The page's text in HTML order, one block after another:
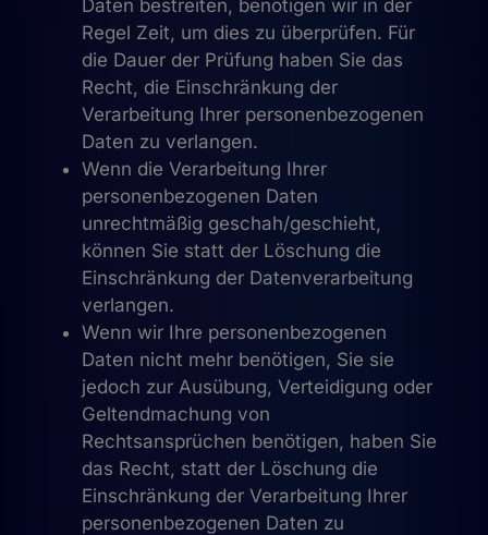
Daten bestreiten, benötigen wir in der
Regel Zeit, um dies zu überprüfen. Für
die Dauer der Prüfung haben Sie das
Recht, die Einschränkung der
Verarbeitung Ihrer personenbezogenen
Daten zu verlangen.
Wenn die Verarbeitung Ihrer
personenbezogenen Daten
unrechtmäßig geschah/geschieht,
können Sie statt der Löschung die
Einschränkung der Datenverarbeitung
verlangen.
Wenn wir Ihre personenbezogenen
Daten nicht mehr benötigen, Sie sie
jedoch zur Ausübung, Verteidigung oder
Geltendmachung von
Rechtsansprüchen benötigen, haben Sie
das Recht, statt der Löschung die
Einschränkung der Verarbeitung Ihrer
personenbezogenen Daten zu